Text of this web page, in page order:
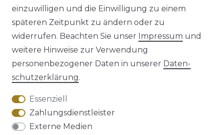
Impressum Daten­schutz­erklärung
AGB Barrierefreiheitserklärung
einzuwilligen und die Einwilligung zu einem
späteren Zeitpunkt zu ändern oder zu
widerrufen. Beachten Sie unser Impressum und
weitere Hinweise zur Verwendung
personenbezogener Daten in unserer Daten­
schutz­erklärung.
Essenziell
Zahlungsdienstleister
Externe Medien